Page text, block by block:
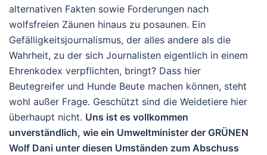
alternativen Fakten sowie Forderungen nach
wolfsfreien Zäunen hinaus zu posaunen. Ein
Gefälligkeitsjournalismus, der alles andere als die
Wahrheit, zu der sich Journalisten eigentlich in einem
Ehrenkodex verpflichten, bringt? Dass hier
Beutegreifer und Hunde Beute machen können, steht
wohl außer Frage. Geschützt sind die Weidetiere hier
überhaupt nicht. Uns ist es vollkommen
unverständlich, wie ein Umweltminister der GRÜNEN
Wolf Dani unter diesen Umständen zum Abschuss